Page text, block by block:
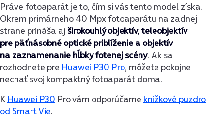
Práve fotoaparát je to, čím si vás tento model získa.
Okrem primárneho 40 Mpx fotoaparátu na zadnej
strane prináša aj širokouhlý objektív, teleobjektív
pre päťnásobné optické priblíženie a objektív
na zaznamenanie hĺbky fotenej scény. Ak sa
rozhodnete pre Huawei P30 Pro, môžete pokojne
nechať svoj kompaktný fotoaparát doma.
K Huawei P30 Pro vám odporúčame knižkové puzdro
od Smart Vie.